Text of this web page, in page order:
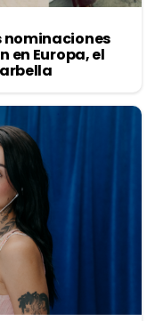
nominaciones
en Europa, el